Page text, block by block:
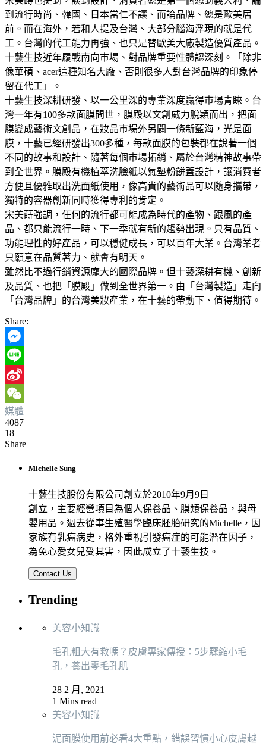
到流行時尚、韓國、日本當仁不讓、而論品牌、總是歐美居
前。而在海外，若和人提及台灣、大部分腦海浮現的就是代
工。台灣的代工能力再強、也只是替歐美大廠製造優質產品。
十藝生技近年履戰南向巿場、對品牌重要性體認深刻。「除非
像華碩、acer這種知名大廠、否則很多人對台灣品牌的印象停
留在代工」。
十藝生技深耕研發、以一公里深的專業深度贏得巿場青睞。台
灣一年有100多款面膜問世，膜殿以文創威力脫穎而出，把面
膜變成藝術文創品，在妝品巿場外另闢一條新藍海，光是面
膜，十藝已經研發出300多種，每款面膜的包裝都在說著一個
不同的故事和設計、隨著每個巿場拓銷、屬於台灣精神故事帶
到全世界。膜殿有機植萃洗臉紙以氣墊粉餅蓋設計，讓消費者
方便且優雅取出洗面紙使用，像高貴的藝術品可以隨身攜帶，
獨特的容器創新同時獲得專利的肯定。
宋美蒔強調，任何的流行都可能成為時代的產物、跟風的產
品、都只能流行一時、下一季就有新的趨勢出現。只有品質、
功能理性的好產品，可以穩健成長，可以百年大業。台灣業者
只願意在品質著力、就會有明天。
雖然比不過行銷資源龐大的國際品牌。但十藝深耕有機、創新
及品質、也把「膜殿」做到全世界第一。由「台灣製造」走向
「台灣品牌」的台灣美妝產業，在十藝的帶動下、值得期待。
Share:
Messenger
Line
Sina
Weibo
WeChat
媒體
4087
18
Share
Michelle Sung
十藝生技股份有限公司創立於2010年9月9日
創立，主要經營項目為個人保養品、膜類保養品，與母
嬰用品。過去從事生殖醫學臨床胚胎研究的Michelle，因
家族有乳癌病史，格外重視引發癌症的可能潛在因子，
為免心愛女兒受其害，因此成立了十藝生技。
Contact Us
Trending
美容小知識
毛孔粗大有救嗎？皮膚專家傳授：5步驟縮小毛
孔，養出零毛孔肌
28 2 月, 2021
1 Mins read
美容小知識
泥面膜使用前必看4大重點，錯誤習慣小心皮膚越